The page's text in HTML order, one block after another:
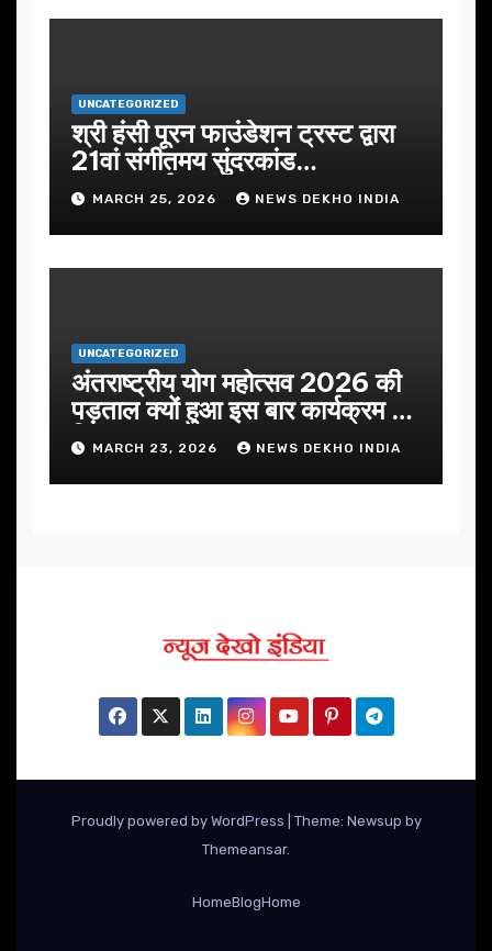
UNCATEGORIZED
श्री हंसी पूरन फाउंडेशन ट्रस्ट द्वारा
21वां संगीतमय सुंदरकांड
सफलतापूर्वक संपन्न
MARCH 25, 2026 NEWS DEKHO INDIA
UNCATEGORIZED
अंतराष्ट्रीय योग महोत्सव 2026 की
पड़ताल क्यों हुआ इस बार कार्यक्रम में
निखार
MARCH 23, 2026 NEWS DEKHO INDIA
Proudly powered by WordPress
Theme: Newsup by
Themeansar.
HomeBlogHome